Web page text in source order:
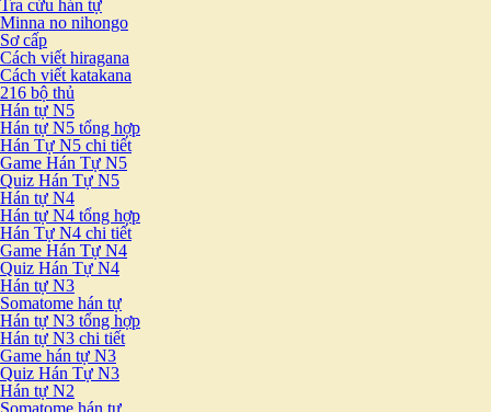
Tra cứu hán tự
Minna no nihongo
Sơ cấp
Cách viết hiragana
Cách viết katakana
216 bộ thủ
Hán tự N5
Hán tự N5 tổng hợp
Hán Tự N5 chi tiết
Game Hán Tự N5
Quiz Hán Tự N5
Hán tự N4
Hán tự N4 tổng hợp
Hán Tự N4 chi tiết
Game Hán Tự N4
Quiz Hán Tự N4
Hán tự N3
Somatome hán tự
Hán tự N3 tổng hợp
Hán tự N3 chi tiết
Game hán tự N3
Quiz Hán Tự N3
Hán tự N2
Somatome hán tự